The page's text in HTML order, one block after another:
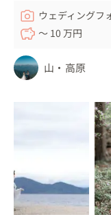
暖かいご飯は本当
スキー場の案内か
のでお任せください
とにかくスノーボ
のスキー場、思い出
ウェディングフ
〜 10 万円
山・高原